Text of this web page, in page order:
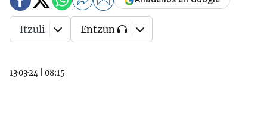
13·03·24 08:15
Itzuli Entzun